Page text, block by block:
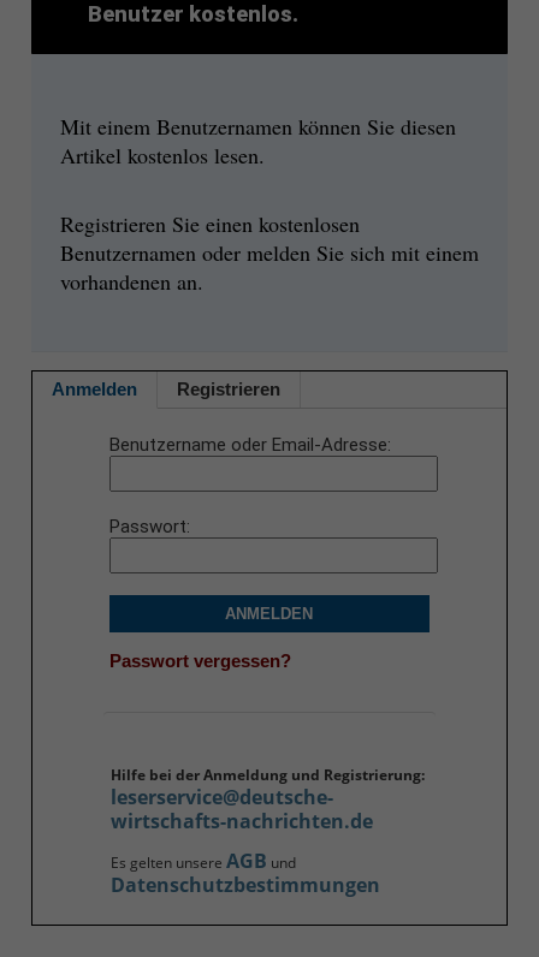
Benutzer kostenlos.
Mit einem Benutzernamen können Sie diesen
Artikel kostenlos lesen.
Registrieren Sie einen kostenlosen
Benutzernamen oder melden Sie sich mit einem
vorhandenen an.
Anmelden Registrieren
Benutzername oder Email-Adresse
Passwort
ANMELDEN
Passwort vergessen?
Hilfe bei der Anmeldung und Registrierung:
leserservice@deutsche-
wirtschafts-nachrichten.de
Es gelten unsere AGB und
Datenschutzbestimmungen